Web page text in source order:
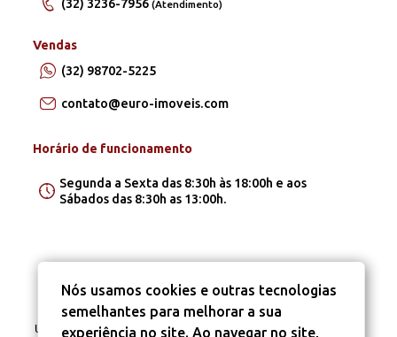
(32) 3236-7956(Atendimento)
Vendas
(32) 98702-5225
contato@euro-imoveis.com
Horário de funcionamento
Segunda a Sexta das 8:30h às 18:00h e aos
Sábados das 8:30h as 13:00h.
Um projeto Inovandoweb.com+ Robustcrm.io
Nós usamos cookies e outras tecnologias
semelhantes para melhorar a sua
experiência no site. Ao navegar no site,